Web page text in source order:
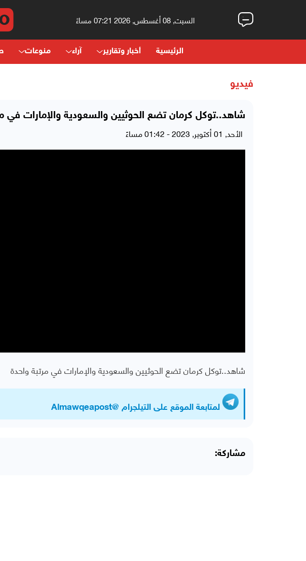
السبت, 08 أغسطس, 2026 07:21 مساءً
الرئيسية أخبار وتقارير آراء منوعات
فيديو
شاهد..توكل كرمان تضع الحوثيين والسعودية والإمارات في
الأحد, 01 أكتوبر, 2023 - 01:42 مساءً
شاهد..توكل كرمان تضع الحوثيين والسعودية والإمارات في مرتبة واحدة
لمتابعة الموقع على التيلجرام @Almawqeapost
مشاركة: